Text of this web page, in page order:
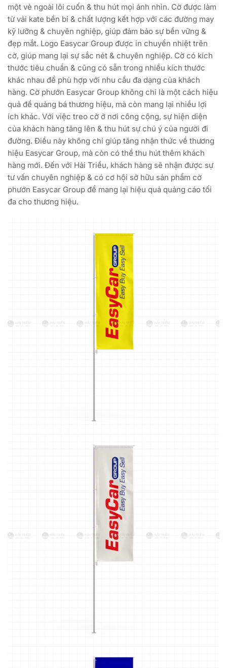
một vẻ ngoài lôi cuốn & thu hút mọi ánh nhìn. Cờ được làm
từ vải kate bền bỉ & chất lượng kết hợp với các đường may
kỹ lưỡng & chuyên nghiệp, giúp đảm bảo sự bền vững &
đẹp mắt. Logo Easycar Group được in chuyển nhiệt trên
cờ, giúp mang lại sự sắc nét & chuyên nghiệp. Cờ có kích
thước tiêu chuẩn & cũng có sẵn trong nhiều kích thước
khác nhau để phù hợp với nhu cầu đa dạng của khách
hàng. Cờ phướn Easycar Group không chỉ là một cách hiệu
quả để quảng bá thương hiệu, mà còn mang lại nhiều lợi
ích khác. Với việc treo cờ ở nơi công cộng, sự hiện diện
của khách hàng tăng lên & thu hút sự chú ý của người đi
đường. Điều này không chỉ giúp tăng nhận thức về thương
hiệu Easycar Group, mà còn có thể thu hút thêm khách
hàng mới. Đến với Hải Triều, khách hàng sẽ nhận được sự
tư vấn chuyên nghiệp & có cơ hội sở hữu sản phẩm cờ
phướn Easycar Group để mang lại hiệu quả quảng cáo tối
đa cho thương hiệu.